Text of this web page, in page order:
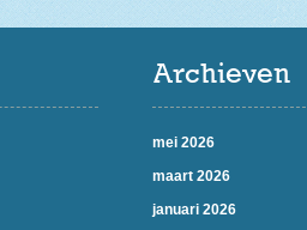
Archieven
mei 2026
maart 2026
januari 2026